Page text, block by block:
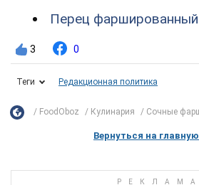
Перец
3 0
Теги Редакционная политика
FoodOboz Кулинария Сочные
Вернуться на главную